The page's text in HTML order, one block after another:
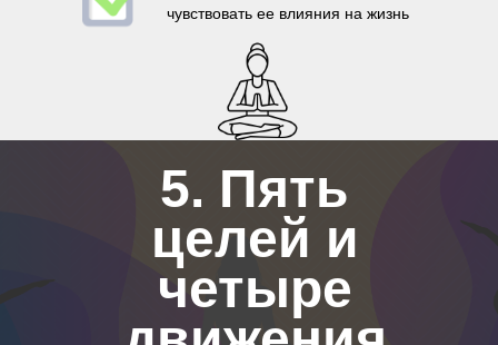
чувствовать ее влияния на жизнь
5. Пять
целей и
четыре